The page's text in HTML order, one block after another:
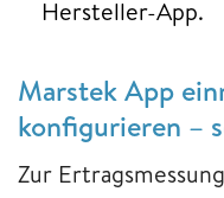
Hersteller-App.
Marstek App
konfigurieren –
Zur